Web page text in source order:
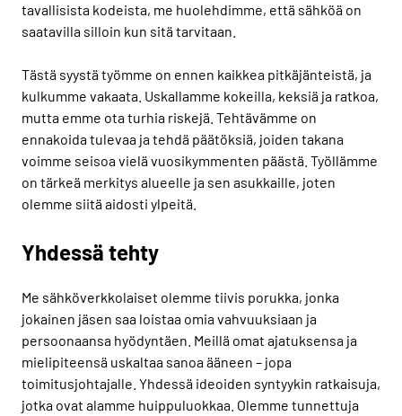
tavallisista kodeista, me huolehdimme, että sähköä on
saatavilla silloin kun sitä tarvitaan.
Tästä syystä työmme on ennen kaikkea pitkäjänteistä, ja
kulkumme vakaata. Uskallamme kokeilla, keksiä ja ratkoa,
mutta emme ota turhia riskejä. Tehtävämme on
ennakoida tulevaa ja tehdä päätöksiä, joiden takana
voimme seisoa vielä vuosikymmenten päästä. Työllämme
on tärkeä merkitys alueelle ja sen asukkaille, joten
olemme siitä aidosti ylpeitä.
Yhdessä tehty
Me sähköverkkolaiset olemme tiivis porukka, jonka
jokainen jäsen saa loistaa omia vahvuuksiaan ja
persoonaansa hyödyntäen. Meillä omat ajatuksensa ja
mielipiteensä uskaltaa sanoa ääneen – jopa
toimitusjohtajalle. Yhdessä ideoiden syntyykin ratkaisuja,
jotka ovat alamme huippuluokkaa. Olemme tunnettuja